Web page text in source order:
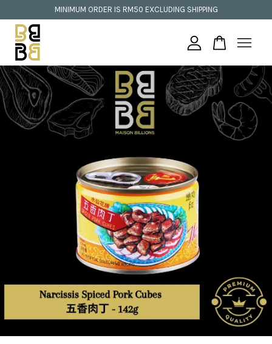
MINIMUM ORDER IS RM50 EXCLUDING SHIPPING
Your cart is currently empty.
CONTINUE SHOPPING